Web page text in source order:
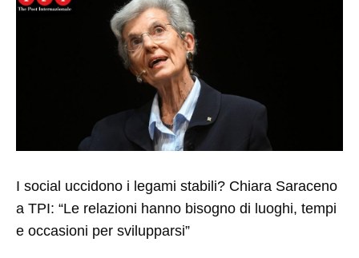
I social uccidono i legami stabili? Chiara Saraceno
a TPI: “Le relazioni hanno bisogno di luoghi, tempi
e occasioni per svilupparsi”